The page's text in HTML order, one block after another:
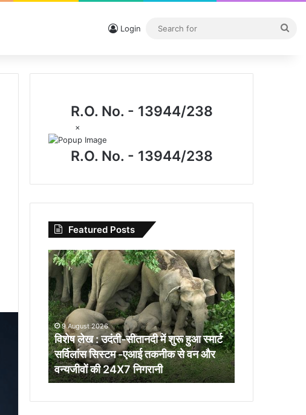
Login
R.O. No. - 13944/238
×
R.O. No. - 13944/238
Featured Posts
विशेष
लेख
:
उदंती-
सीतानदी
में
शुरू
हुआ
स्मार्ट
सर्विलांस
सिस्टम
9 August 2026
विशेष लेख : उदंती-सीतानदी में शुरू हुआ स्मार्ट
सर्विलांस सिस्टम -एआई तकनीक से वन और
वन्यजीवों की 24X7 निगरानी